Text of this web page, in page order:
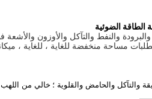
والنفط والتآكل والأوزون
مساحة منخفضة للغاية ، للغاية ،
والتآكل والحامض والقلوية ؛ خالي من اللهب